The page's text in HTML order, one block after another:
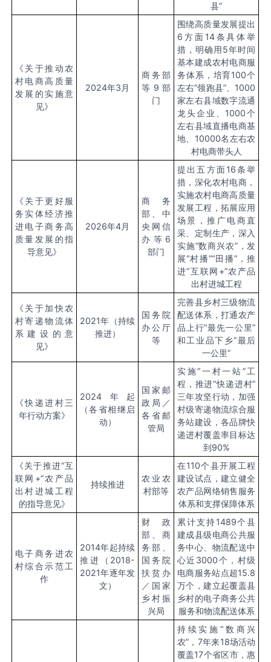
县”
《关于推动农
村电商高质量
发展的实施意
见》
2024年3月
商务部
等9部
门
围绕高质量发展提出
6方面14条具体举
措，明确用5年时间
基本建成农村电商服
务体系，培育100个
左右“领跑县”、1000
家左右县域数字流通
龙头企业、1000个
左右县域直播电商基
地、10000名左右农
村电商带头人
《关于更好服
务实体经济推
进电子商务高
质量发展的指
导意见》
2026年4月
商务
部、中
央网信
办等6
部门
提出五方面16条举
措，深化农村电商，
实施农村电商高质量
发展工程，拓展应用
场景，推广电商直
采、定制生产，深入
实施“数商兴农”，发
展“村播”“田播”，推
进“互联网+”农产品
出村进城工程
《关于加快农
村寄递物流体
系建设的意
见》
2021年（持续
推进）
国务院
办公厅
等
完善县乡村三级物流
配送体系，打通农产
品上行“最先一公里”
和工业品下乡“最后
一公里”
《快递进村三
年行动方案》
2024年起
（各省相继启
动）
国家邮
政局／
各省邮
管局
实施“一村一站”工
程，推进“快递进村”
三年攻坚行动，加强
村级寄递物流综合服
务站建设，各品牌快
递进村覆盖率目标达
到90%
《关于推进“互
联网+”农产品
出村进城工程
的指导意见》
持续推进
农业农
村部等
在110个县开展工程
建设试点，建立健全
农产品网络销售服务
体系和支撑保障体系
电子商务进农
村综合示范工
作
2014年起持续
推进（2018-
2021年逐年发
文）
财政
部、商
务部、
国务院
扶贫办
／国家
乡村振
兴局
累计支持1489个县
建成县级电商公共服
务中心、物流配送中
心近3000个，村级
电商服务站点超15.8
万个，建立起覆盖县
乡村的电子商务公共
服务和物流配送体系
持续实施“数商兴
农”，7年来18场活动
覆盖17个省区市，惠